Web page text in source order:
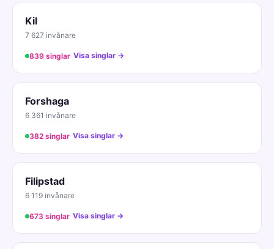
Kil
7 627 invånare
839 singlar Visa singlar →
Forshaga
6 361 invånare
382 singlar Visa singlar →
Filipstad
6 119 invånare
673 singlar Visa singlar →